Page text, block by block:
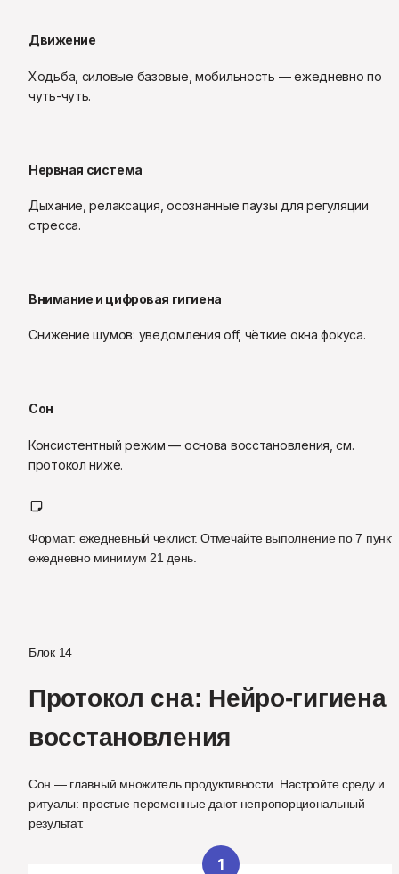
Движение
Ходьба, силовые базовые, мобильность — ежедневно по
чуть-чуть.
Нервная система
Дыхание, релаксация, осознанные паузы для регуляции
стресса.
Внимание и цифровая гигиена
Снижение шумов: уведомления off, чёткие окна фокуса.
Сон
Консистентный режим — основа восстановления, см.
протокол ниже.
Формат: ежедневный чеклист. Отмечайте выполнение по 7
ежедневно минимум 21 день.
Блок 14
Протокол сна: Нейро-гигиена
восстановления
Сон — главный множитель продуктивности. Настройте среду и
ритуалы: простые переменные дают непропорциональный
результат.
1